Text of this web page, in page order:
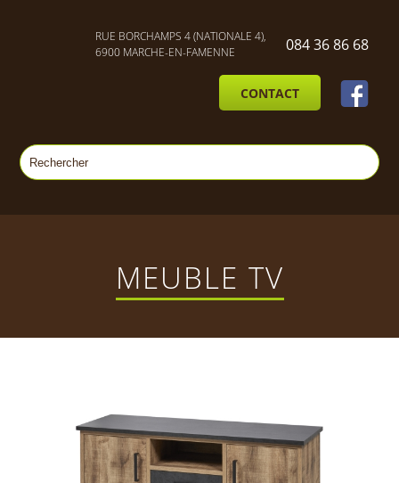
RUE BORCHAMPS 4 (NATIONALE 4),
6900 MARCHE-EN-FAMENNE
084 36 86 68
CONTACT
MEUBLE TV